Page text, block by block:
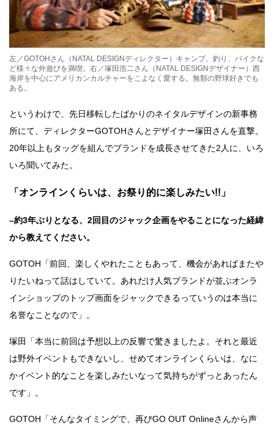
左／GOTOHさん（NATAL DESIGNディレクター）キャンプ、釣り、バイクな
ど様々な外遊びを満喫。右／塚田浩二さん（NATAL DESIGNデザイナー）西
海岸を中心にアメリカンカルチャーをこよなく愛する。無類の野球好きでも
ある。
というわけで、先日移転したばかりのネイタルデザインの新事務
所にて、ディレクターGOTOHさんとデザイナー塚田さんを直撃。
20年以上もタッグを組んでブランドを成長させてきた2人に、いろ
いろ聞いてみた。
「オンラインくらいは、お祭り的に楽しみたい!!」
–約3年ぶりとなる、2回目のジャック企画をやることになった経緯
から教えてください。
GOTOH「前回、楽しくやれたこともあって、機会があればまたや
りたいねって話はしていて。あれだけ人気ブランドが並ぶオンラ
インショップのトップ画面をジャックできるっていうのは本当に
名誉なことなので」。
塚田「本当に前回は予想以上の反響で驚きましたよ。それと最近
は野外イベントもできないし、せめてオンラインくらいは、なに
かイベント的なことを楽しみたいなって気持ちがずっとあったん
です」。
GOTOH「そんなタイミングで、再びGO OUT Onlineさんから声